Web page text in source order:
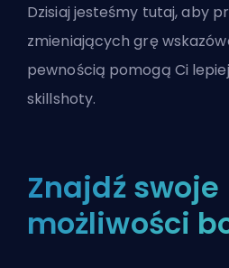
Dzisiaj jesteśmy tutaj, aby
zmieniających grę
pewnością pomogą Ci
skillshoty.
Znajdź swoje
możliwości